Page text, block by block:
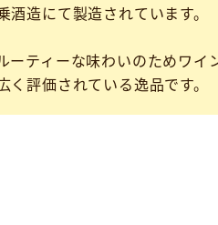
造にて製造されています。
ティーな味わいのためワイ
評価されている逸品です。